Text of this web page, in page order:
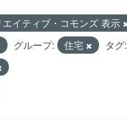
エイティブ・コモンズ 表示
グループ: 住宅
タグ: